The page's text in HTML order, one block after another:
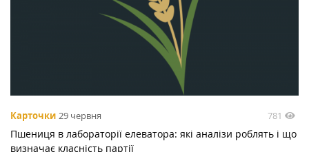
Карточки 29 червня 781
Пшениця в лабораторії елеватора: які аналізи роблять і що
визначає класність партії